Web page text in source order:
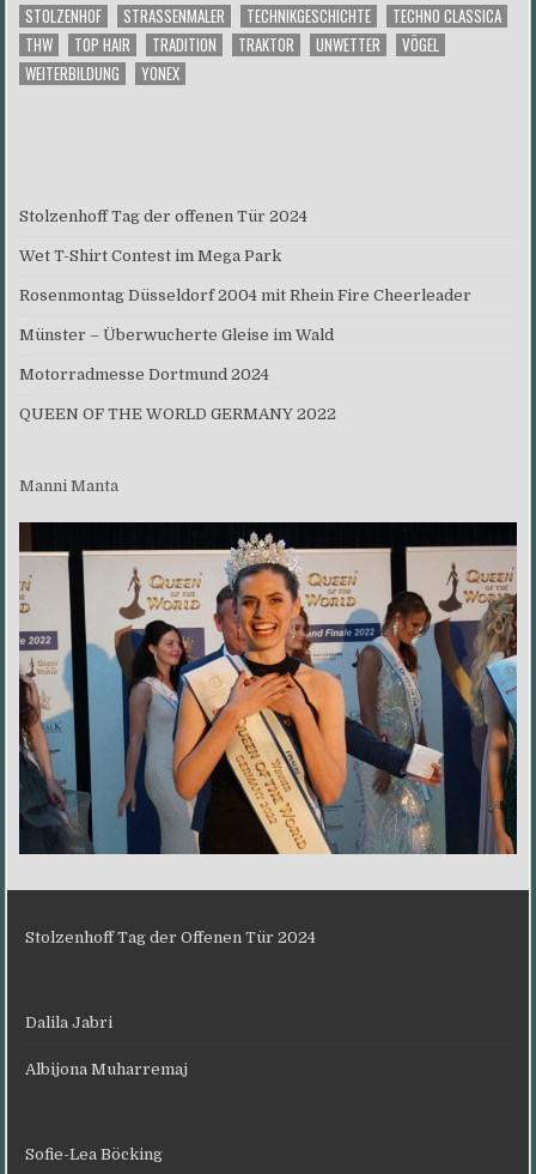
STOLZENHOF
STRASSENMALER TECHNIKGESCHICHTE
TECHNO CLASSICA
THW
TOP HAIR TRADITION TRAKTOR UNWETTER
VÖGEL
WEITERBILDUNG
YONEX
Stolzenhoff Tag der offenen Tür 2024
Wet T-Shirt Contest im Mega Park
Rosenmontag Düsseldorf 2004 mit Rhein Fire Cheerleader
Münster – Überwucherte Gleise im Wald
Motorradmesse Dortmund 2024
QUEEN OF THE WORLD GERMANY 2022
Manni Manta
Stolzenhoff Tag der Offenen Tür 2024
Dalila Jabri
Albijona Muharremaj
Sofie-Lea Böcking